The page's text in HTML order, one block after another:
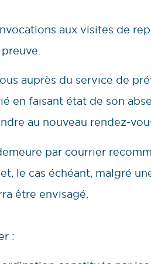
aux visites de
auprès du service de
en faisant état de son
au nouveau rendez-
par courrier
le cas échéant, malgré
être envisagé.
: